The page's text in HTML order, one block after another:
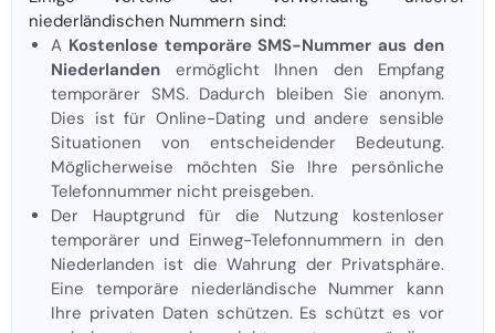
niederländischen Nummern sind:
A Kostenlose temporäre SMS-Nummer aus den
Niederlanden ermöglicht Ihnen den Empfang
temporärer SMS. Dadurch bleiben Sie anonym.
Dies ist für Online-Dating und andere sensible
Situationen von entscheidender Bedeutung.
Möglicherweise möchten Sie Ihre persönliche
Telefonnummer nicht preisgeben.
Der Hauptgrund für die Nutzung kostenloser
temporärer und Einweg-Telefonnummern in den
Niederlanden ist die Wahrung der Privatsphäre.
Eine temporäre niederländische Nummer kann
Ihre privaten Daten schützen. Es schützt es vor